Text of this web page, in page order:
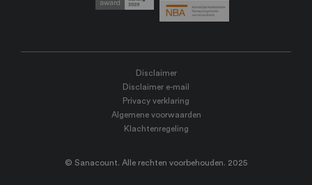
Disclaimer
Disclaimer e-mail
Privacy verklaring
Algemene voorwaarden
Klachtenregeling
© Sanacount. Alle rechten voorbehouden. 2025